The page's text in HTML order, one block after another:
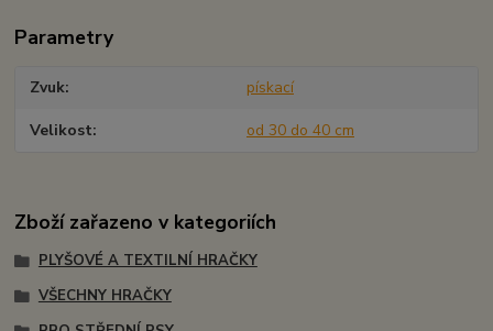
Parametry
Zvuk pískací
Velikost od 30 do 40 cm
Zboží zařazeno v kategoriích
PLYŠOVÉ A TEXTILNÍ HRAČKY
VŠECHNY HRAČKY